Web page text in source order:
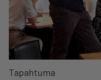
Tapahtuma